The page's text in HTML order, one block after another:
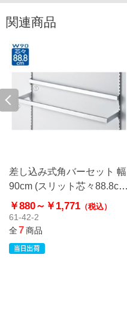
関連商品
差し込み式角バーセット 幅
90cm (スリット芯々88.8cm
用)
￥880～ ￥1,771 （税込）
61-42-2
全7商品